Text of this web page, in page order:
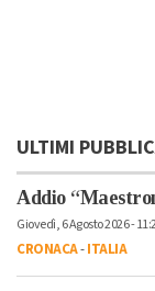
ULTIMI
Addio
Giovedì, 6 Agosto 2026 -
CRONACA-ITALIA